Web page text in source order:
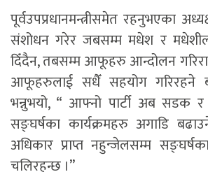
पूर्वउपप्रधानमन्त्रीसमेत रहनुभएका
संशोधन गरेर जबसम्म मधेश र
दिँदैन, तबसम्म आफूहरु आन्दोलन
आफूहरुलाई सधैँ सहयोग गरिरहने
भन्नुभयो, “ आफ्नो पार्टी अब सडक
सङ्घर्षका कार्यक्रमहरु अगाडि
अधिकार प्राप्त नहुन्जेलसम्म
चलिरहन्छ ।”